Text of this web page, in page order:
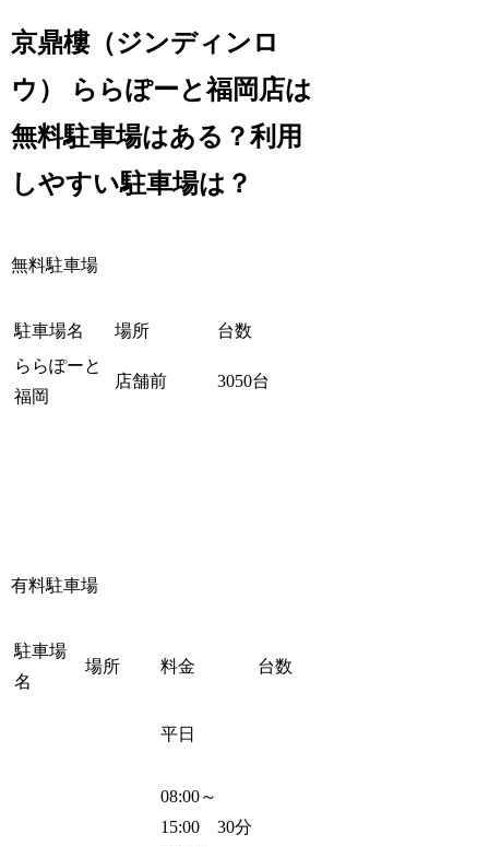
京鼎樓（ジンディンロ
ウ） ららぽーと福岡店は
無料駐車場はある？利用
しやすい駐車場は？
無料駐車場
駐車場名 場所
台数
ららぽーと
福岡
店舗前 3050台
有料駐車場
駐車場
名
場所 料金 台数
平日
08:00～
15:00 30分